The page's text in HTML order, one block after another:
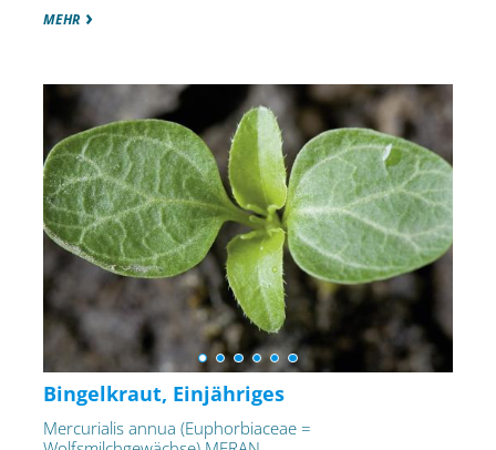
MEHR
Bingelkraut, Einjähriges
Mercurialis annua (Euphorbiaceae =